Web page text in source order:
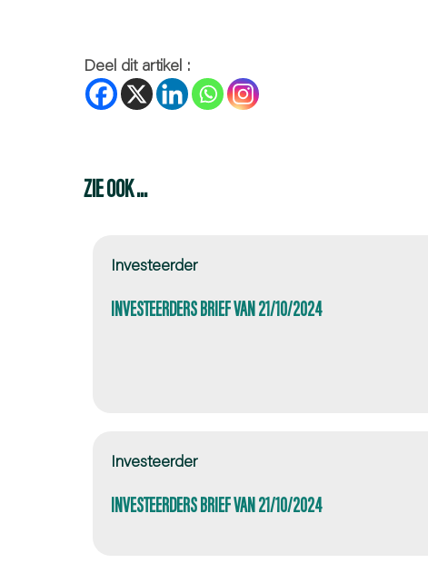
Deel dit artikel :
ZIE OOK ...
Investeerder
INVESTEERDERS BRIEF VAN 21/10/2024
Investeerder
INVESTEERDERS BRIEF VAN 21/10/2024